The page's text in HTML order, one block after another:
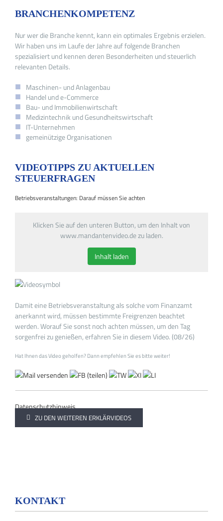
BRANCHENKOMPETENZ
Nur wer die Branche kennt, kann ein optimales Ergebnis erzielen.
Wir haben uns im Laufe der Jahre auf folgende Branchen
spezialisiert und kennen deren Besonderheiten und steuerlich
relevanten Details.
Maschinen- und Anlagenbau
Handel und e-Commerce
Bau- und Immobilienwirtschaft
Medizintechnik und Gesundheitswirtschaft
IT-Unternehmen
gemeinützige Organisationen
VIDEOTIPPS ZU AKTUELLEN
STEUERFRAGEN
Betriebsveranstaltungen: Darauf müssen Sie achten
Klicken Sie auf den unteren Button, um den Inhalt von
www.mandantenvideo.de zu laden.
Inhalt laden
Damit eine Betriebsveranstaltung als solche vom Finanzamt
anerkannt wird, müssen bestimmte Freigrenzen beachtet
werden. Worauf Sie sonst noch achten müssen, um den Tag
sorgenfrei zu genießen, erfahren Sie in diesem Video. (08/26)
Hat Ihnen das Video geholfen? Dann empfehlen Sie es bitte weiter!
Datenschutzhinweis
ZU DEN WEITEREN ERKLÄRVIDEOS
KONTAKT